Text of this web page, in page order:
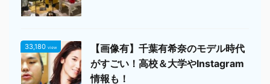
33,180 view
【画像有】千葉有希奈のモデル時代
がすごい！高校＆大学やInstagram
情報も！